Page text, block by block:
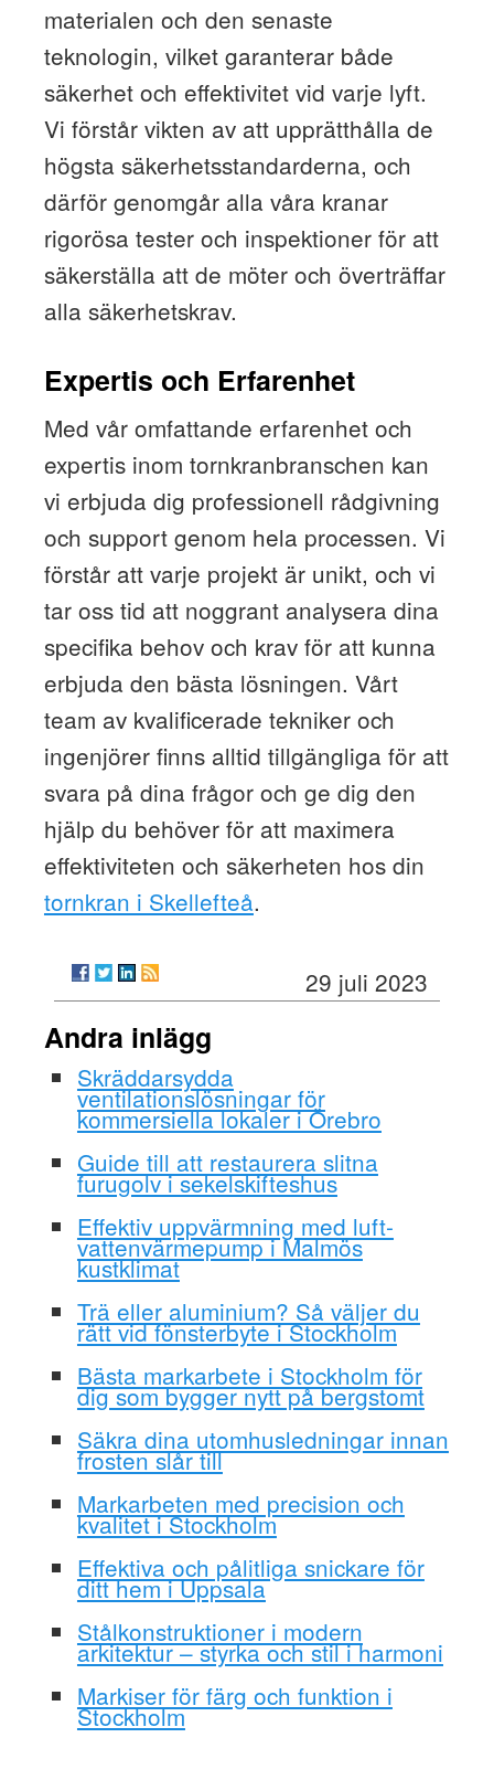
materialen och den senaste
teknologin, vilket garanterar både
säkerhet och effektivitet vid varje lyft.
Vi förstår vikten av att upprätthålla de
högsta säkerhetsstandarderna, och
därför genomgår alla våra kranar
rigorösa tester och inspektioner för att
säkerställa att de möter och överträffar
alla säkerhetskrav.
Expertis och Erfarenhet
Med vår omfattande erfarenhet och
expertis inom tornkranbranschen kan
vi erbjuda dig professionell rådgivning
och support genom hela processen. Vi
förstår att varje projekt är unikt, och vi
tar oss tid att noggrant analysera dina
specifika behov och krav för att kunna
erbjuda den bästa lösningen. Vårt
team av kvalificerade tekniker och
ingenjörer finns alltid tillgängliga för att
svara på dina frågor och ge dig den
hjälp du behöver för att maximera
effektiviteten och säkerheten hos din
tornkran i Skellefteå.
29 juli 2023
Andra inlägg
Skräddarsydda
ventilationslösningar för
kommersiella lokaler i Örebro
Guide till att restaurera slitna
furugolv i sekelskifteshus
Effektiv uppvärmning med luft-
vattenvärmepump i Malmös
kustklimat
Trä eller aluminium? Så väljer du
rätt vid fönsterbyte i Stockholm
Bästa markarbete i Stockholm för
dig som bygger nytt på bergstomt
Säkra dina utomhusledningar innan
frosten slår till
Markarbeten med precision och
kvalitet i Stockholm
Effektiva och pålitliga snickare för
ditt hem i Uppsala
Stålkonstruktioner i modern
arkitektur – styrka och stil i harmoni
Markiser för färg och funktion i
Stockholm